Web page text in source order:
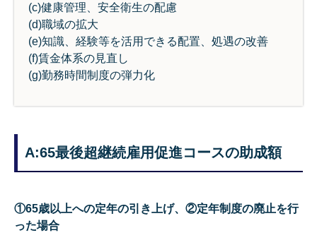
(c)健康管理、安全衛生の配慮
(d)職域の拡大
(e)知識、経験等を活用できる配置、処遇の改善
(f)賃金体系の見直し
(g)勤務時間制度の弾力化
A:65最後超継続雇用促進コースの助成額
①65歳以上への定年の引き上げ、②定年制度の廃止を行
った場合